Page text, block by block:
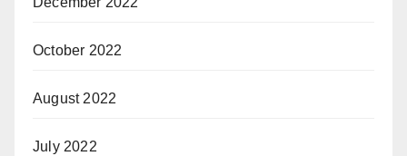
October 2022
August 2022
July 2022